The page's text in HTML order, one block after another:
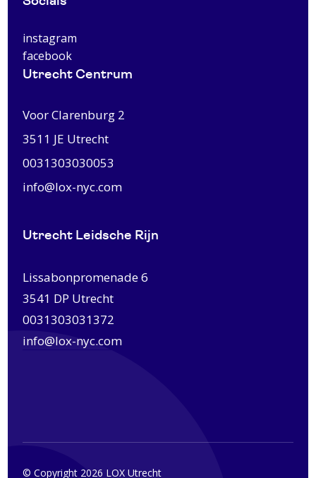
instagram
facebook
Utrecht Centrum
Voor Clarenburg 2
3511 JE Utrecht
0031303030053
info@lox-nyc.com
Utrecht Leidsche Rijn
Lissabonpromenade 6
3541 DP Utrecht
0031303031372
info@lox-nyc.com
© Copyright 2026 LOX Utrecht